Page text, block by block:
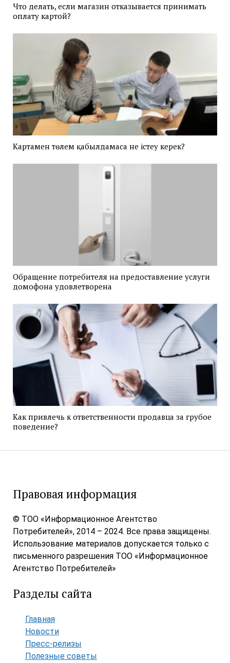
Что делать, если магазин отказывается принимать
оплату картой?
Картамен төлем қабылдамаса не істеу керек?
Обращение потребителя на предоставление услуги
домофона удовлетворена
Как привлечь к ответственности продавца за грубое
поведение?
Правовая информация
© ТОО «Информационное Агентство
Потребителей», 2014 – 2024. Все права защищены.
Использование материалов допускается только с
письменного разрешения ТОО «Информационное
Агентство Потребителей»
Разделы сайта
Главная
Новости
Пресс-релизы
Полезные советы